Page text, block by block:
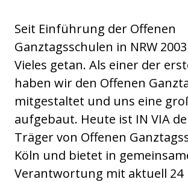
Seit Einführung der Offenen
Ganztagsschulen in NRW
Vieles getan. Als einer der
haben wir den Offenen
mitgestaltet und uns eine
aufgebaut. Heute ist IN VIA
Träger von Offenen
Köln und bietet in
Verantwortung mit aktuell 24